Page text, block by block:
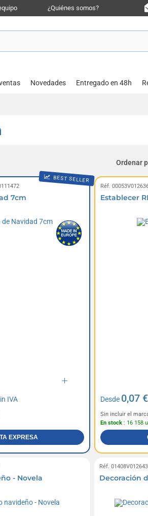
¿Quiénes somos?
Novedades Entregado en 48h
Ordenar
BEST SELLER
7cm
IVA
EXPRESA
Réf.
Establecer
Desde 0,07 €
Sin incluir el
En stock : 16 158
- Novela
Réf.
Decoración